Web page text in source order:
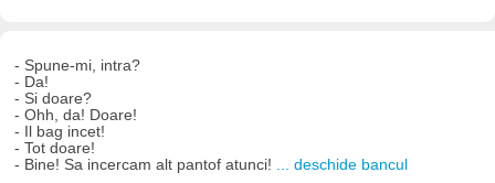
- Spune-mi, intra?
- Da!
- Si doare?
- Ohh, da! Doare!
- Il bag incet!
- Tot doare!
- Bine! Sa incercam alt pantof atunci!
... deschide bancul